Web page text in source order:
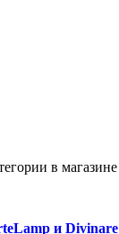
в магазине
и Divinare